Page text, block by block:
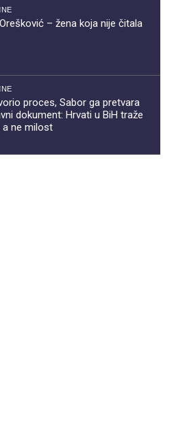
– žena koja nije čitala
proces, Sabor ga pretvara
dokument: Hrvati u BiH traže
a ne milost